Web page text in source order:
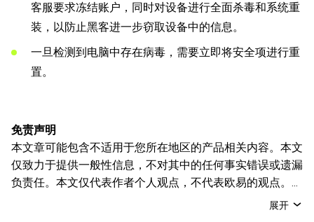
客服要求冻结账户，同时对设备进行全面杀毒和系统重
装，以防止黑客进一步窃取设备中的信息。
一旦检测到电脑中存在病毒，需要立即将安全项进行重
置。
免责声明
本文章可能包含不适用于您所在地区的产品相关内容。本文
仅致力于提供一般性信息，不对其中的任何事实错误或遗漏
负责任。本文仅代表作者个人观点，不代表欧易的观点。
本文无意提供以下任何建议，包括但不限于：(i) 投资建议
展开